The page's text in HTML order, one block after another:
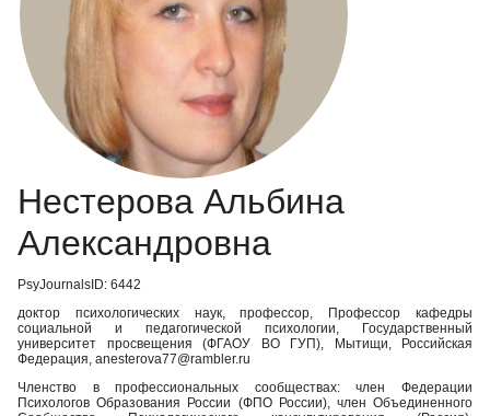
Нестерова Альбина
Александровна
PsyJournalsID: 6442
доктор психологических наук, профессор, Профессор кафедры
социальной и педагогической психологии, Государственный
университет просвещения (ФГАОУ ВО ГУП), Мытищи, Российская
Федерация, anesterova77@rambler.ru
Членство в профессиональных сообществах: член Федерации
Психологов Образования России (ФПО России), член Объединенного